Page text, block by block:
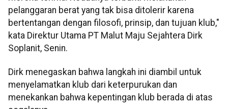
pelanggaran berat yang tak bisa ditolerir karena
bertentangan dengan filosofi, prinsip, dan tujuan klub,"
kata Direktur Utama PT Malut Maju Sejahtera Dirk
Soplanit, Senin.
Dirk menegaskan bahwa langkah ini diambil untuk
menyelamatkan klub dari keterpurukan dan
menekankan bahwa kepentingan klub berada di atas